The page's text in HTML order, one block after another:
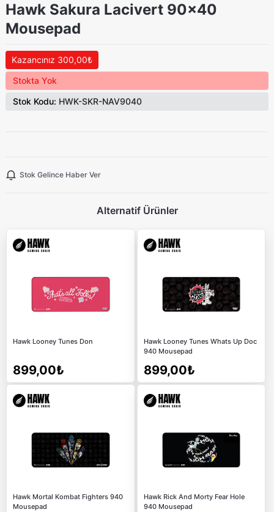
Hawk Sakura Lacivert 90x40
Mousepad
Kazancınız 300,00₺
Stokta Yok
Stok Kodu: HWK-SKR-NAV9040
Stok Gelince Haber Ver
Alternatif Ürünler
Hawk Looney Tunes Don
899,00₺
Hawk Looney Tunes Whats Up Doc
940 Mousepad
899,00₺
Hawk Mortal Kombat Fighters 940
Mousepad
Hawk Rick And Morty Fear Hole
940 Mousepad